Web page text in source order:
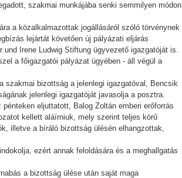
szakmai munkájába senki semmilyen módon
a közalkalmazottak jogállásáról szóló törvénynek
lejártát követően új pályázati eljárás
Irene Ludwig Stiftung ügyvezető igazgatóját is.
a főigazgatói pályázat ügyében - áll végül a
szakmai bizottság a jelenlegi igazgatóval, Bencsik
jelenlegi igazgatóját javasolja a posztra.
eljuttatott, Balog Zoltán emberi erőforrás
kellett aláírniuk, mely szerint teljes körű
illetve a bíráló bizottság ülésén elhangzottak,
ezért annak feloldására és a meghallgatás
a bizottság ülése után saját maga